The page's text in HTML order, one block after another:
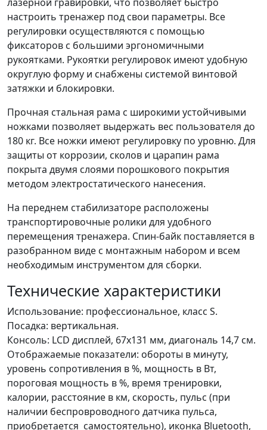
лазерной гравировки, что позволяет быстро
настроить тренажер под свои параметры. Все
регулировки осуществляются с помощью
фиксаторов с большими эргономичными
рукоятками. Рукоятки регулировок имеют удобную
округлую форму и снабжены системой винтовой
затяжки и блокировки.
Прочная стальная рама с широкими устойчивыми
ножками позволяет выдержать вес пользователя до
180 кг. Все ножки имеют регулировку по уровню. Для
защиты от коррозии, сколов и царапин рама
покрыта двумя слоями порошкового покрытия
методом электростатического нанесения.
На переднем стабилизаторе расположены
транспортировочные ролики для удобного
перемещения тренажера. Спин-байк поставляется в
разобранном виде с монтажным набором и всем
необходимым инструментом для сборки.
Технические характеристики
Использование: профессиональное, класс S.
Посадка: вертикальная.
Консоль: LCD дисплей, 67х131 мм, диагональ 14,7 см.
Отображаемые показатели: обороты в минуту,
уровень сопротивления в %, мощность в Вт,
пороговая мощность в %, время тренировки,
калории, расстояние в км, скорость, пульс (при
наличии беспровроводного датчика пульса,
приобретается самостоятельно), иконка Bluetooth,